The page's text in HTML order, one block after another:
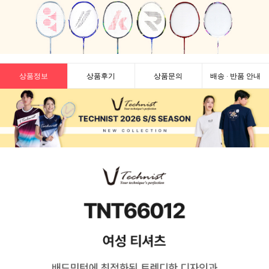
상품정보 상품후기 상품문의 배송 · 반품 안내